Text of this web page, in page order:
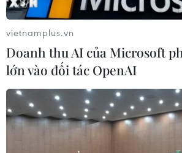
vietnamplus.vn
Doanh thu AI của Microsoft
lớn vào đối tác OpenAI